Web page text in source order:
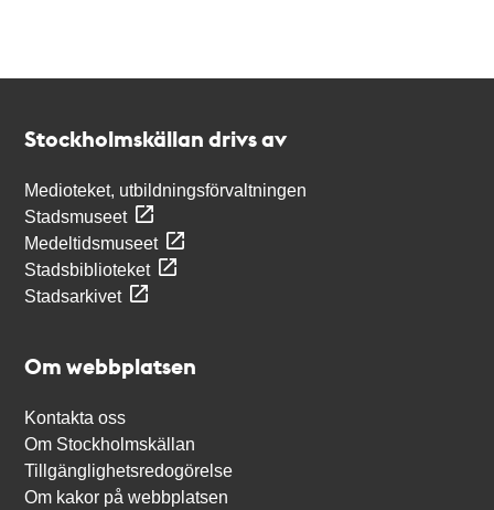
Stockholmskällan drivs av
Medioteket, utbildningsförvaltningen
Stadsmuseet
Medeltidsmuseet
Stadsbiblioteket
Stadsarkivet
Om webbplatsen
Kontakta oss
Om Stockholmskällan
Tillgänglighetsredogörelse
Om kakor på webbplatsen